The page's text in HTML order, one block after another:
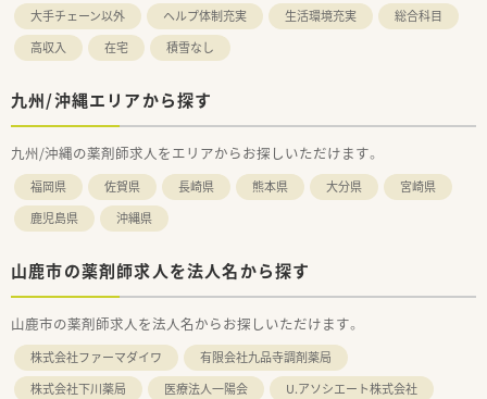
大手チェーン以外
ヘルプ体制充実 生活環境充実
総合科目
高収入
在宅 積雪なし
九州/沖縄エリアから探す
九州/沖縄の薬剤師求人をエリアからお探しいただけます。
福岡県 佐賀県 長崎県 熊本県 大分県
宮崎県
鹿児島県
沖縄県
山鹿市の薬剤師求人を法人名から探す
山鹿市の薬剤師求人を法人名からお探しいただけます。
株式会社ファーマダイワ
有限会社九品寺調剤薬局
株式会社下川薬局
医療法人一陽会
U.アソシエート株式会社